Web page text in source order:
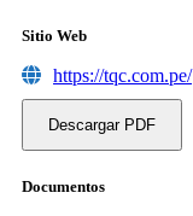
Sitio Web
https://tqc.com.pe/
Descargar PDF
Documentos